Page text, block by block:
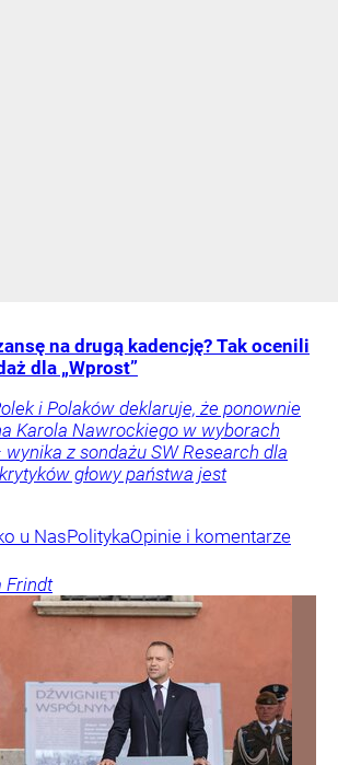
na drugą kadencję? Tak ocenili
dla „Wprost”
i Polaków deklaruje, że ponownie
Karola Nawrockiego w wyborach
z sondażu SW Research dla
głowy państwa jest
u NasPolitykaOpinie i komentarze
Frindt